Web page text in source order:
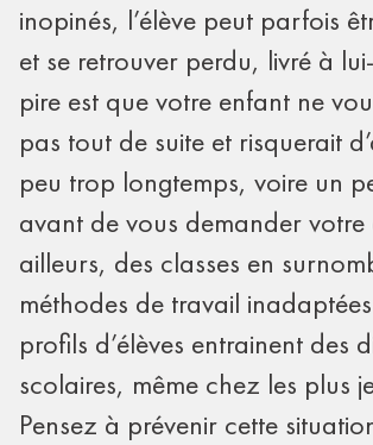
inopinés, l’élève peut parfois
et se retrouver perdu, livré à
pire est que votre enfant ne
pas tout de suite et risquerait
peu trop longtemps, voire un
avant de vous demander votre
ailleurs, des classes en
méthodes de travail
profils d’élèves entrainent des
scolaires, même chez les plus
Pensez à prévenir cette